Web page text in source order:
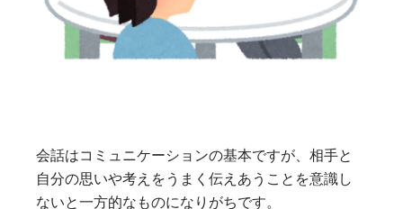
会話はコミュニケーションの基本ですが、相手と
自分の思いや考えをうまく伝えあうことを意識し
ないと一方的なものになりがちです。